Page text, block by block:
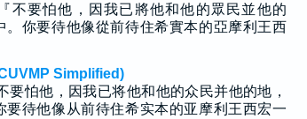
不要怕他，因我已將他和他的眾民並他的
。你要待他像從前待住希實本的亞摩利王西
Simplified)
要怕他，因我已将他和他的众民并他的地，
要待他像从前待住希实本的亚摩利王西宏一